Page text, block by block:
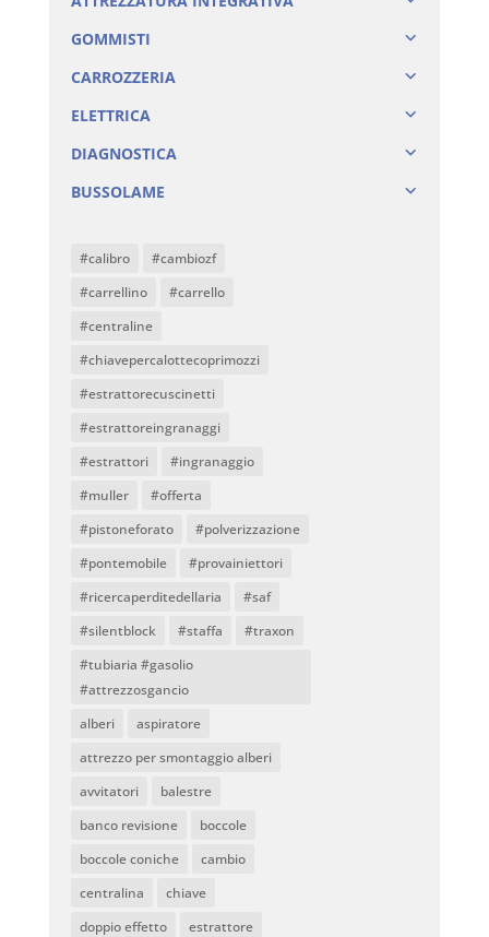
GOMMISTI
CARROZZERIA
ELETTRICA
DIAGNOSTICA
BUSSOLAME
#calibro
#cambiozf
#carrellino
#carrello
#centraline
#chiavepercalottecoprimozzi
#estrattorecuscinetti
#estrattoreingranaggi
#estrattori
#ingranaggio
#muller
#offerta
#pistoneforato
#polverizzazione
#pontemobile
#provainiettori
#ricercaperditedellaria
#saf
#silentblock
#staffa
#traxon
#tubiaria #gasolio
#attrezzosgancio
alberi
aspiratore
attrezzo per smontaggio alberi
avvitatori
balestre
banco revisione
boccole
boccole coniche
cambio
centralina
chiave
doppio effetto
estrattore